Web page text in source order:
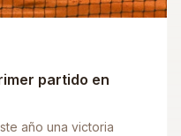
partido en
año una victoria